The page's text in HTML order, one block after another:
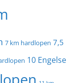
7 km hardlopen 7,5
10 Engelse